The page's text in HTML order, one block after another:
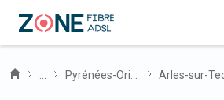
Arles-sur-